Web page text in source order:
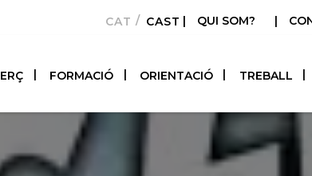
CATALÀCASTELLANO
| QUI SOM? |
FORMACIÓ ORIENTACIÓ TREBALL